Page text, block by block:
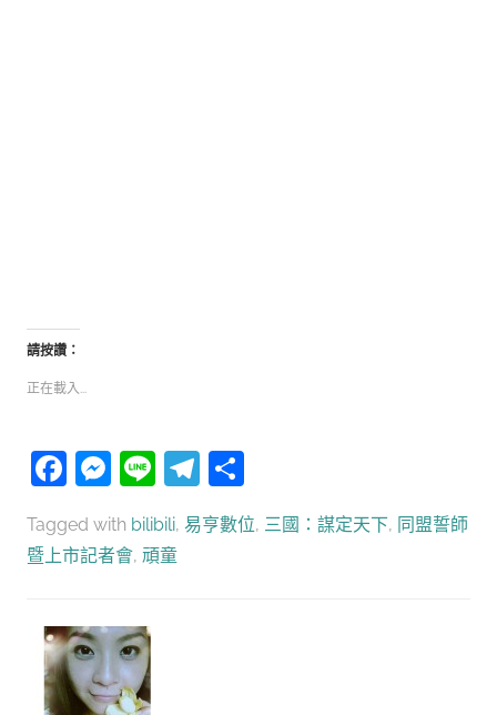
請按讚：
正在載入...
Facebook
Messenger
LineTelegram
Tagged with bilibili, 易亨數位, 三國：謀定天下, 同盟誓師
暨上市記者會, 頑童